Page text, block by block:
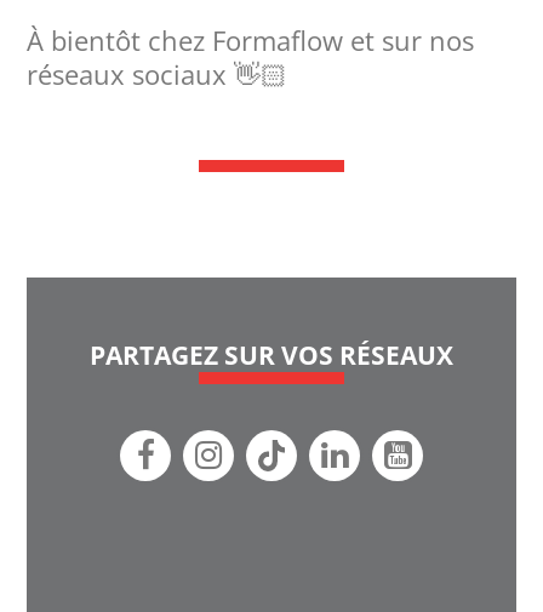
À bientôt chez Formaflow et sur nos
réseaux sociaux 👋🏻
PARTAGEZ SUR VOS RÉSEAUX